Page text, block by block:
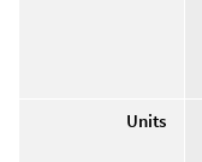
Units